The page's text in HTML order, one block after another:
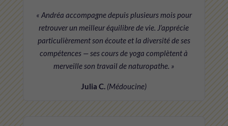
« Andréa accompagne depuis plusieurs mois pour
retrouver un meilleur équilibre de vie. J’apprécie
particulièrement son écoute et la diversité de ses
compétences — ses cours de yoga complètent à
merveille son travail de naturopathe. »
Julia C. (Médoucine)